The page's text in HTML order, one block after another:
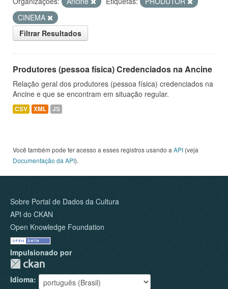
CINEMA
Filtrar Resultados
Produtores (pessoa física) Credenciados na Ancine
Relação geral dos produtores (pessoa física) credenciados na
Ancine e que se encontram em situação regular.
CSV XML JS
Você também pode ter acesso a esses registros usando a API (veja
Documentação da API).
Sobre Portal de Dados da Cultura
API do CKAN
Open Knowledge Foundation
Impulsionado por
Idioma